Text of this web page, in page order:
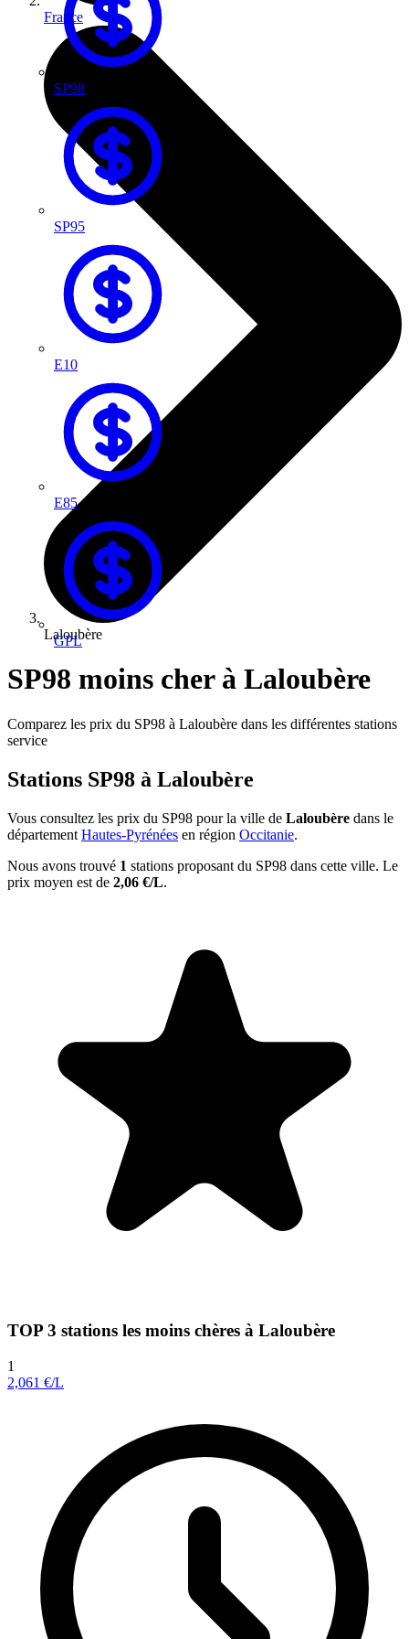
SP98
SP95
E10
E85
GPL
France
Laloubère
SP98 moins cher à Laloubère
Comparez les prix du SP98 à Laloubère dans les différentes stations
service
Stations SP98 à Laloubère
Vous consultez les prix du SP98 pour la ville de Laloubère dans le
département Hautes-Pyrénées en région Occitanie.
Nous avons trouvé 1 stations proposant du SP98 dans cette ville. Le
prix moyen est de 2,06 €/L.
TOP 3 stations les moins chères à Laloubère
1
2,061 €/L